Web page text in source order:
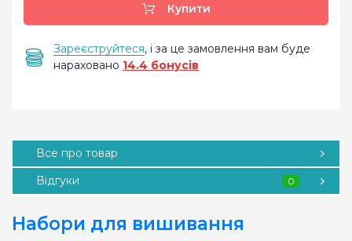
Купити
Зареєструйтеся, і за це замовлення вам буде
нараховано 14.4 бонусів
Все про товар
Відгуки
0
Набори для вишивання